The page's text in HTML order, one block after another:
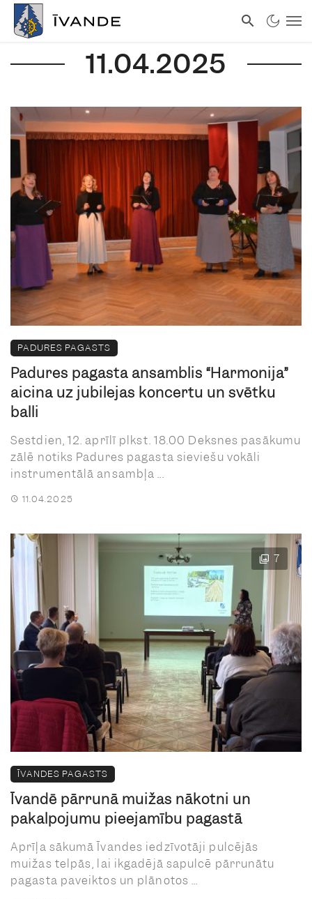
11.04.2025
PADURES PAGASTS
Padures pagasta ansamblis “Harmonija”
aicina uz jubilejas koncertu un svētku
balli
Sestdien, 12. aprīlī plkst. 18.00 Deksnes pasākumu
zālē notiks Padures pagasta sieviešu vokāli
instrumentālā ansambļa ...
11.04.2025
7
ĪVANDES PAGASTS
Īvandē pārrunā muižas nākotni un
pakalpojumu pieejamību pagastā
Aprīļa sākumā Īvandes iedzīvotāji pulcējās
muižas telpās, lai ikgadējā sapulcē pārrunātu
pagasta paveiktos un plānotos ...